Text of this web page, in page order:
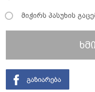
მიჭირს პასუხის